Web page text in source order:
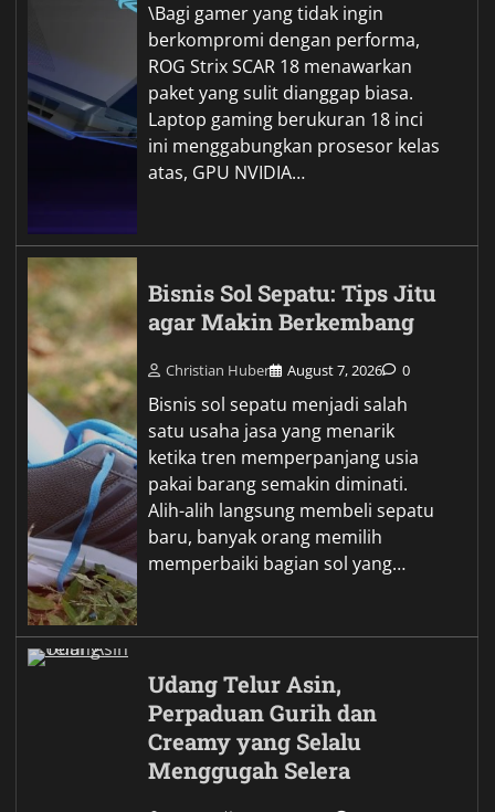
\Bagi gamer yang tidak ingin
berkompromi dengan performa,
ROG Strix SCAR 18 menawarkan
paket yang sulit dianggap biasa.
Laptop gaming berukuran 18 inci
ini menggabungkan prosesor kelas
atas, GPU NVIDIA…
Bisnis Sol Sepatu: Tips Jitu
agar Makin Berkembang
Christian Huber August 7, 2026 0
Bisnis sol sepatu menjadi salah
satu usaha jasa yang menarik
ketika tren memperpanjang usia
pakai barang semakin diminati.
Alih-alih langsung membeli sepatu
baru, banyak orang memilih
memperbaiki bagian sol yang…
Udang Telur Asin,
Perpaduan Gurih dan
Creamy yang Selalu
Menggugah Selera